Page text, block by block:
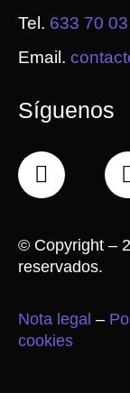
Tel. 633 70
Email.
Síguenos
F
a
e
b
o
k
© Copyright –
reservados.
Nota legal –
cookies